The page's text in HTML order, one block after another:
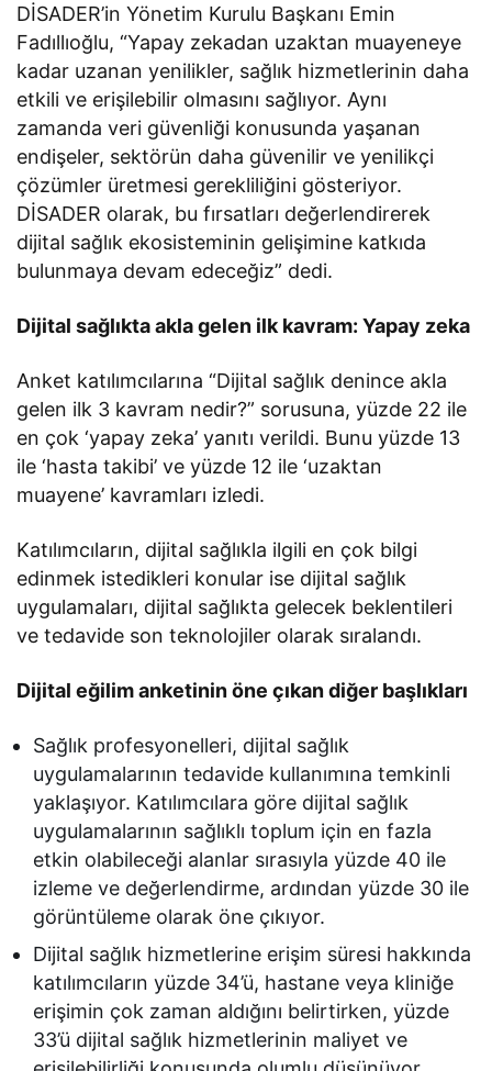
DİSADER’in Yönetim Kurulu Başkanı Emin
Fadıllıoğlu, “Yapay zekadan uzaktan muayeneye
kadar uzanan yenilikler, sağlık hizmetlerinin daha
etkili ve erişilebilir olmasını sağlıyor. Aynı
zamanda veri güvenliği konusunda yaşanan
endişeler, sektörün daha güvenilir ve yenilikçi
çözümler üretmesi gerekliliğini gösteriyor.
DİSADER olarak, bu fırsatları değerlendirerek
dijital sağlık ekosisteminin gelişimine katkıda
bulunmaya devam edeceğiz” dedi.
Dijital sağlıkta akla gelen ilk kavram: Yapay zeka
Anket katılımcılarına “Dijital sağlık denince akla
gelen ilk 3 kavram nedir?” sorusuna, yüzde 22 ile
en çok ‘yapay zeka’ yanıtı verildi. Bunu yüzde 13
ile ‘hasta takibi’ ve yüzde 12 ile ‘uzaktan
muayene’ kavramları izledi.
Katılımcıların, dijital sağlıkla ilgili en çok bilgi
edinmek istedikleri konular ise dijital sağlık
uygulamaları, dijital sağlıkta gelecek beklentileri
ve tedavide son teknolojiler olarak sıralandı.
Dijital eğilim anketinin öne çıkan diğer başlıkları
Sağlık profesyonelleri, dijital sağlık
uygulamalarının tedavide kullanımına temkinli
yaklaşıyor. Katılımcılara göre dijital sağlık
uygulamalarının sağlıklı toplum için en fazla
etkin olabileceği alanlar sırasıyla yüzde 40 ile
izleme ve değerlendirme, ardından yüzde 30 ile
görüntüleme olarak öne çıkıyor.
Dijital sağlık hizmetlerine erişim süresi hakkında
katılımcıların yüzde 34’ü, hastane veya kliniğe
erişimin çok zaman aldığını belirtirken, yüzde
33’ü dijital sağlık hizmetlerinin maliyet ve